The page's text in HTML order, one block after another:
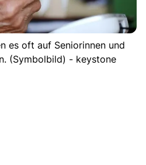
es oft auf Seniorinnen und
(Symbolbild) - keystone